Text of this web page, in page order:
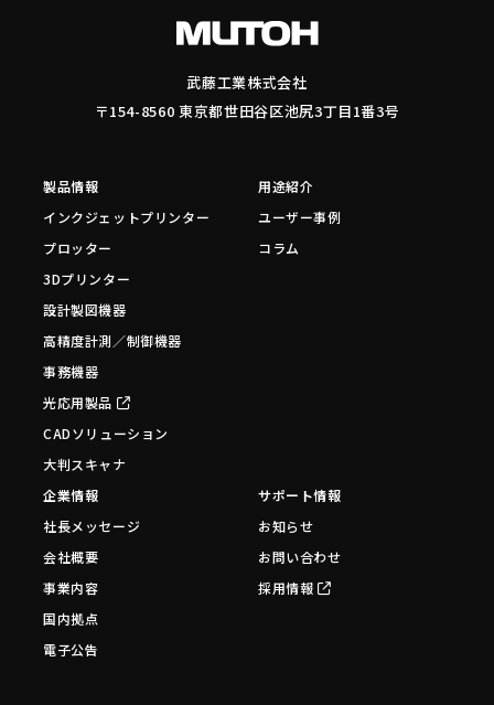
武藤工業株式会社
〒154-8560 東京都世田谷区池尻3丁目1番3号
製品情報
インクジェットプリンター
プロッター
3Dプリンター
設計製図機器
高精度計測／制御機器
事務機器
光応用製品
CADソリューション
大判スキャナ
用途紹介
ユーザー事例
コラム
企業情報
社長メッセージ
会社概要
事業内容
国内拠点
電子公告
サポート情報
お知らせ
お問い合わせ
採用情報